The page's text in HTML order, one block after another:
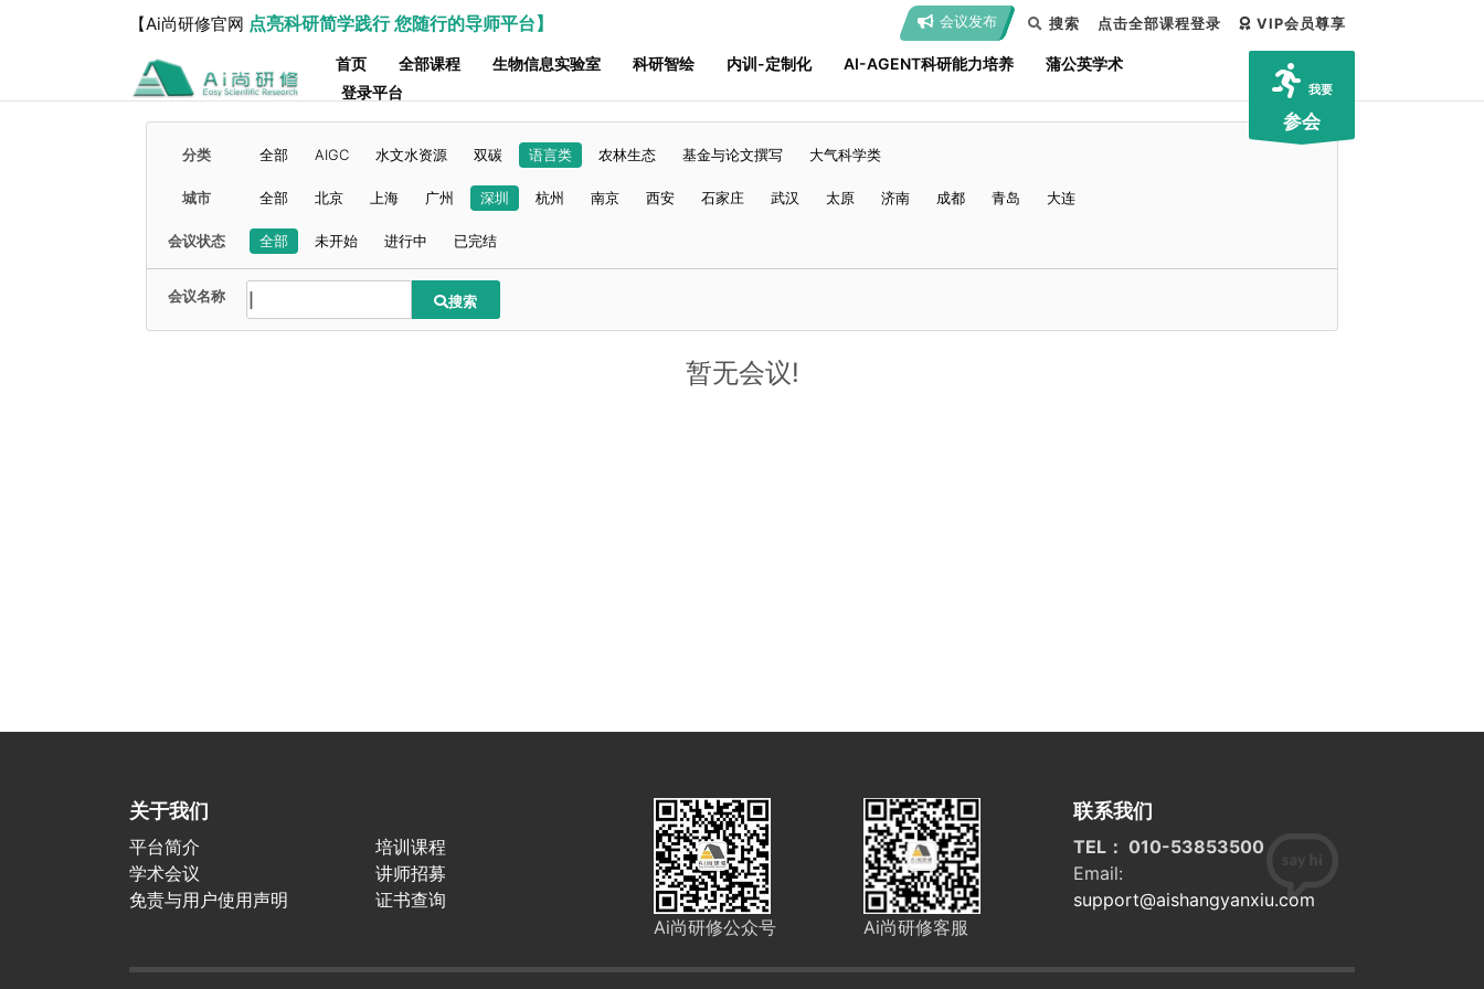
【Ai尚研修官网 点亮科研简学践行 您随行的导师平台】 会议发布 搜索 点击全部课程登录 VIP会员尊享
首页 全部课程 生物信息实验室 科研智绘 内训-定制化 AI-AGENT科研能力培养
蒲公英学术
登录平台
我要
参会
分类 全部 AIGC 水文水资源 双碳 语言类 农林生态 基金与论文撰写 大气科学类
城市 全部 北京 上海 广州 深圳 杭州 南京 西安 石家庄 武汉 太原 济南 成都 青岛 大连
会议状态 全部 未开始 进行中 已完结
会议名称 搜索
暂无会议!
关于我们
平台简介
培训课程
学术会议
讲师招募
免责与用户使用声明
证书查询
Ai尚研修公众号
Ai尚研修客服
联系我们
TEL： 010-53853500
Email:
support@aishangyanxiu.com